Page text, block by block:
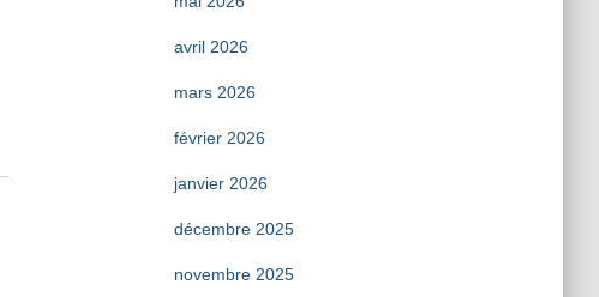
avril 2026
mars 2026
février 2026
janvier 2026
décembre 2025
novembre 2025